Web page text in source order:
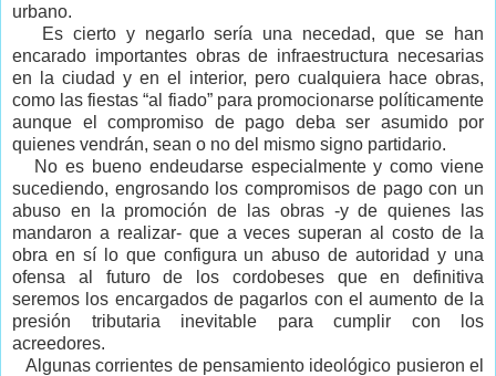
urbano.
Es cierto y negarlo sería una necedad, que se han
encarado importantes obras de infraestructura necesarias
en la ciudad y en el interior, pero cualquiera hace obras,
como las fiestas “al fiado” para promocionarse políticamente
aunque el compromiso de pago deba ser asumido por
quienes vendrán, sean o no del mismo signo partidario.
No es bueno endeudarse especialmente y como viene
sucediendo, engrosando los compromisos de pago con un
abuso en la promoción de las obras -y de quienes las
mandaron a realizar- que a veces superan al costo de la
obra en sí lo que configura un abuso de autoridad y una
ofensa al futuro de los cordobeses que en definitiva
seremos los encargados de pagarlos con el aumento de la
presión tributaria inevitable para cumplir con los
acreedores.
Algunas corrientes de pensamiento ideológico pusieron el